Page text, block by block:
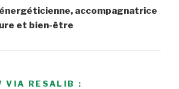
accompagnatrice
et bien-être
VIA RESALIB :